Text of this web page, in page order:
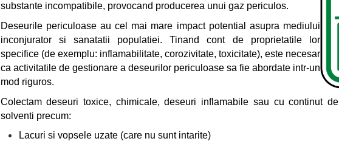
substante incompatibile, provocand producerea unui gaz periculos.
Deseurile periculoase au cel mai mare impact potential asupra mediului
inconjurator si sanatatii populatiei. Tinand cont de proprietatile lor
specifice (de exemplu: inflamabilitate, corozivitate, toxicitate), este necesar
ca activitatile de gestionare a deseurilor periculoase sa fie abordate intr-un
mod riguros.
Colectam deseuri toxice, chimicale, deseuri inflamabile sau cu continut de
solventi precum:
Lacuri si vopsele uzate (care nu sunt intarite)